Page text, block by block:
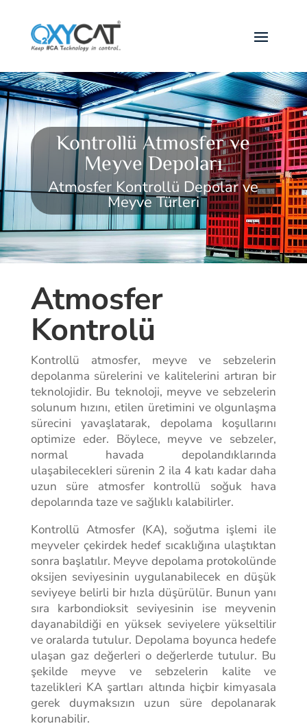
Kontrollü Atmosfer ve
Meyve Depoları
Atmosfer Kontrollü Depolar ve
Meyve Türleri
Atmosfer
Kontrolü
Kontrollü atmosfer, meyve ve sebzelerin
depolanma sürelerini ve kalitelerini artıran bir
teknolojidir. Bu teknoloji, meyve ve sebzelerin
solunum hızını, etilen üretimini ve olgunlaşma
sürecini yavaşlatarak, depolama koşullarını
optimize eder. Böylece, meyve ve sebzeler,
normal havada depolandıklarında
ulaşabilecekleri sürenin 2 ila 4 katı kadar daha
uzun süre atmosfer kontrollü soğuk hava
depolarında taze ve sağlıklı kalabilirler.
Kontrollü Atmosfer (KA), soğutma işlemi ile
meyveler çekirdek hedef sıcaklığına ulaştıktan
sonra başlatılır. Meyve depolama protokolünde
oksijen seviyesinin uygulanabilecek en düşük
seviyeye belirli bir hızla düşürülür. Bunun yanı
sıra karbondioksit seviyesinin ise meyvenin
dayanabildiği en yüksek seviyelere yükseltilir
ve oralarda tutulur. Depolama boyunca hedefe
ulaşan gaz değerleri o değerlerde tutulur. Bu
şekilde meyve ve sebzelerin kalite ve
tazelikleri KA şartları altında hiçbir kimyasala
gerek duymaksızın uzun süre depolanarak
korunabilir.